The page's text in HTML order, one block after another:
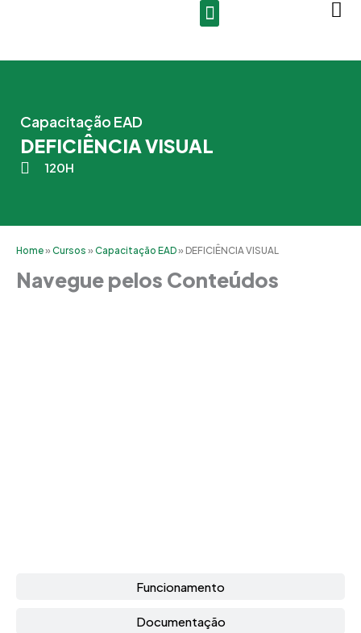
Capacitação EAD
DEFICIÊNCIA VISUAL
120H
Home»Cursos »Capacitação EAD» DEFICIÊNCIA VISUAL
Navegue pelos Conteúdos
Funcionamento
Documentação